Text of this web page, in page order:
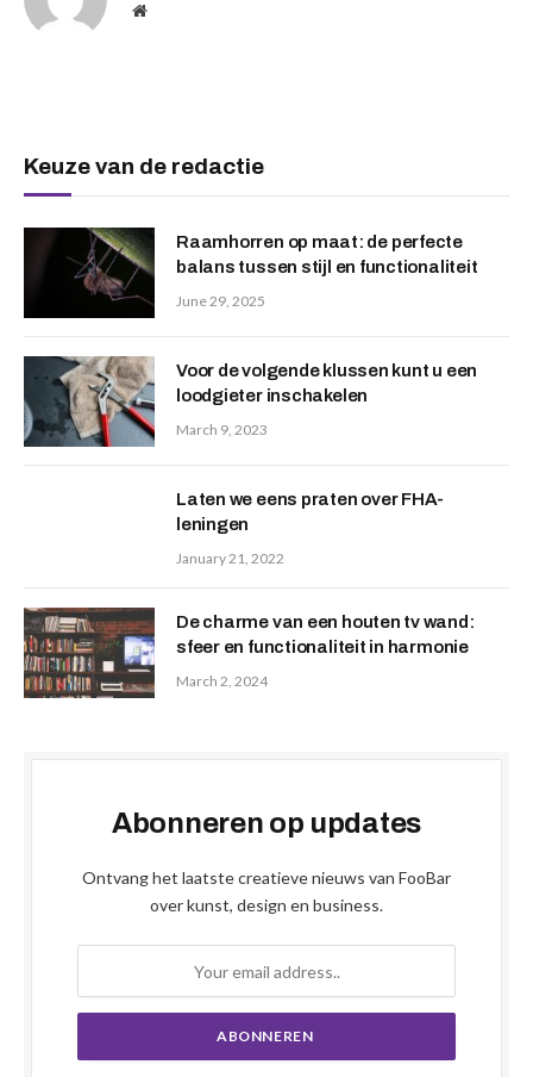
Website
Keuze van de redactie
Raamhorren op maat: de perfecte
balans tussen stijl en functionaliteit
June 29, 2025
Voor de volgende klussen kunt u een
loodgieter inschakelen
March 9, 2023
Laten we eens praten over FHA-
leningen
January 21, 2022
De charme van een houten tv wand:
sfeer en functionaliteit in harmonie
March 2, 2024
Abonneren op updates
Ontvang het laatste creatieve nieuws van FooBar
over kunst, design en business.